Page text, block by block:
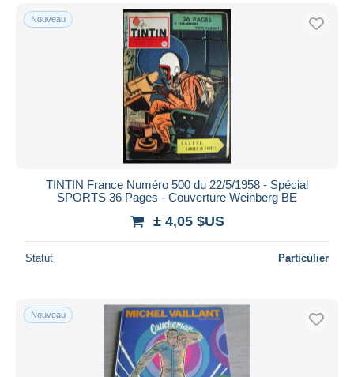
Nouveau
TINTIN France Numéro 500 du 22/5/1958 - Spécial
SPORTS 36 Pages - Couverture Weinberg BE
± 4,05 $US
Statut Particulier
Nouveau